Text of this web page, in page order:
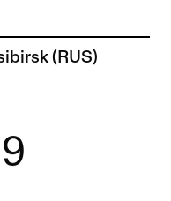
(RUS)